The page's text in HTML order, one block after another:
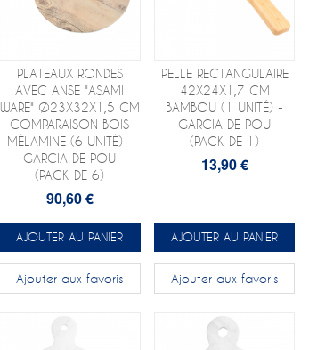
PLATEAUX RONDES
AVEC ANSE "ASAMI
WARE" Ø23X32X1,5 CM
COMPARAISON BOIS
MÉLAMINE (6 UNITÉ) -
GARCIA DE POU
(PACK DE 6)
90,60 €
AJOUTER AU PANIER
Ajouter aux favoris
PELLE RECTANGULAIRE
42X24X1,7 CM
BAMBOU (1 UNITÉ) -
GARCIA DE POU
(PACK DE 1)
13,90 €
AJOUTER AU PANIER
Ajouter aux favoris